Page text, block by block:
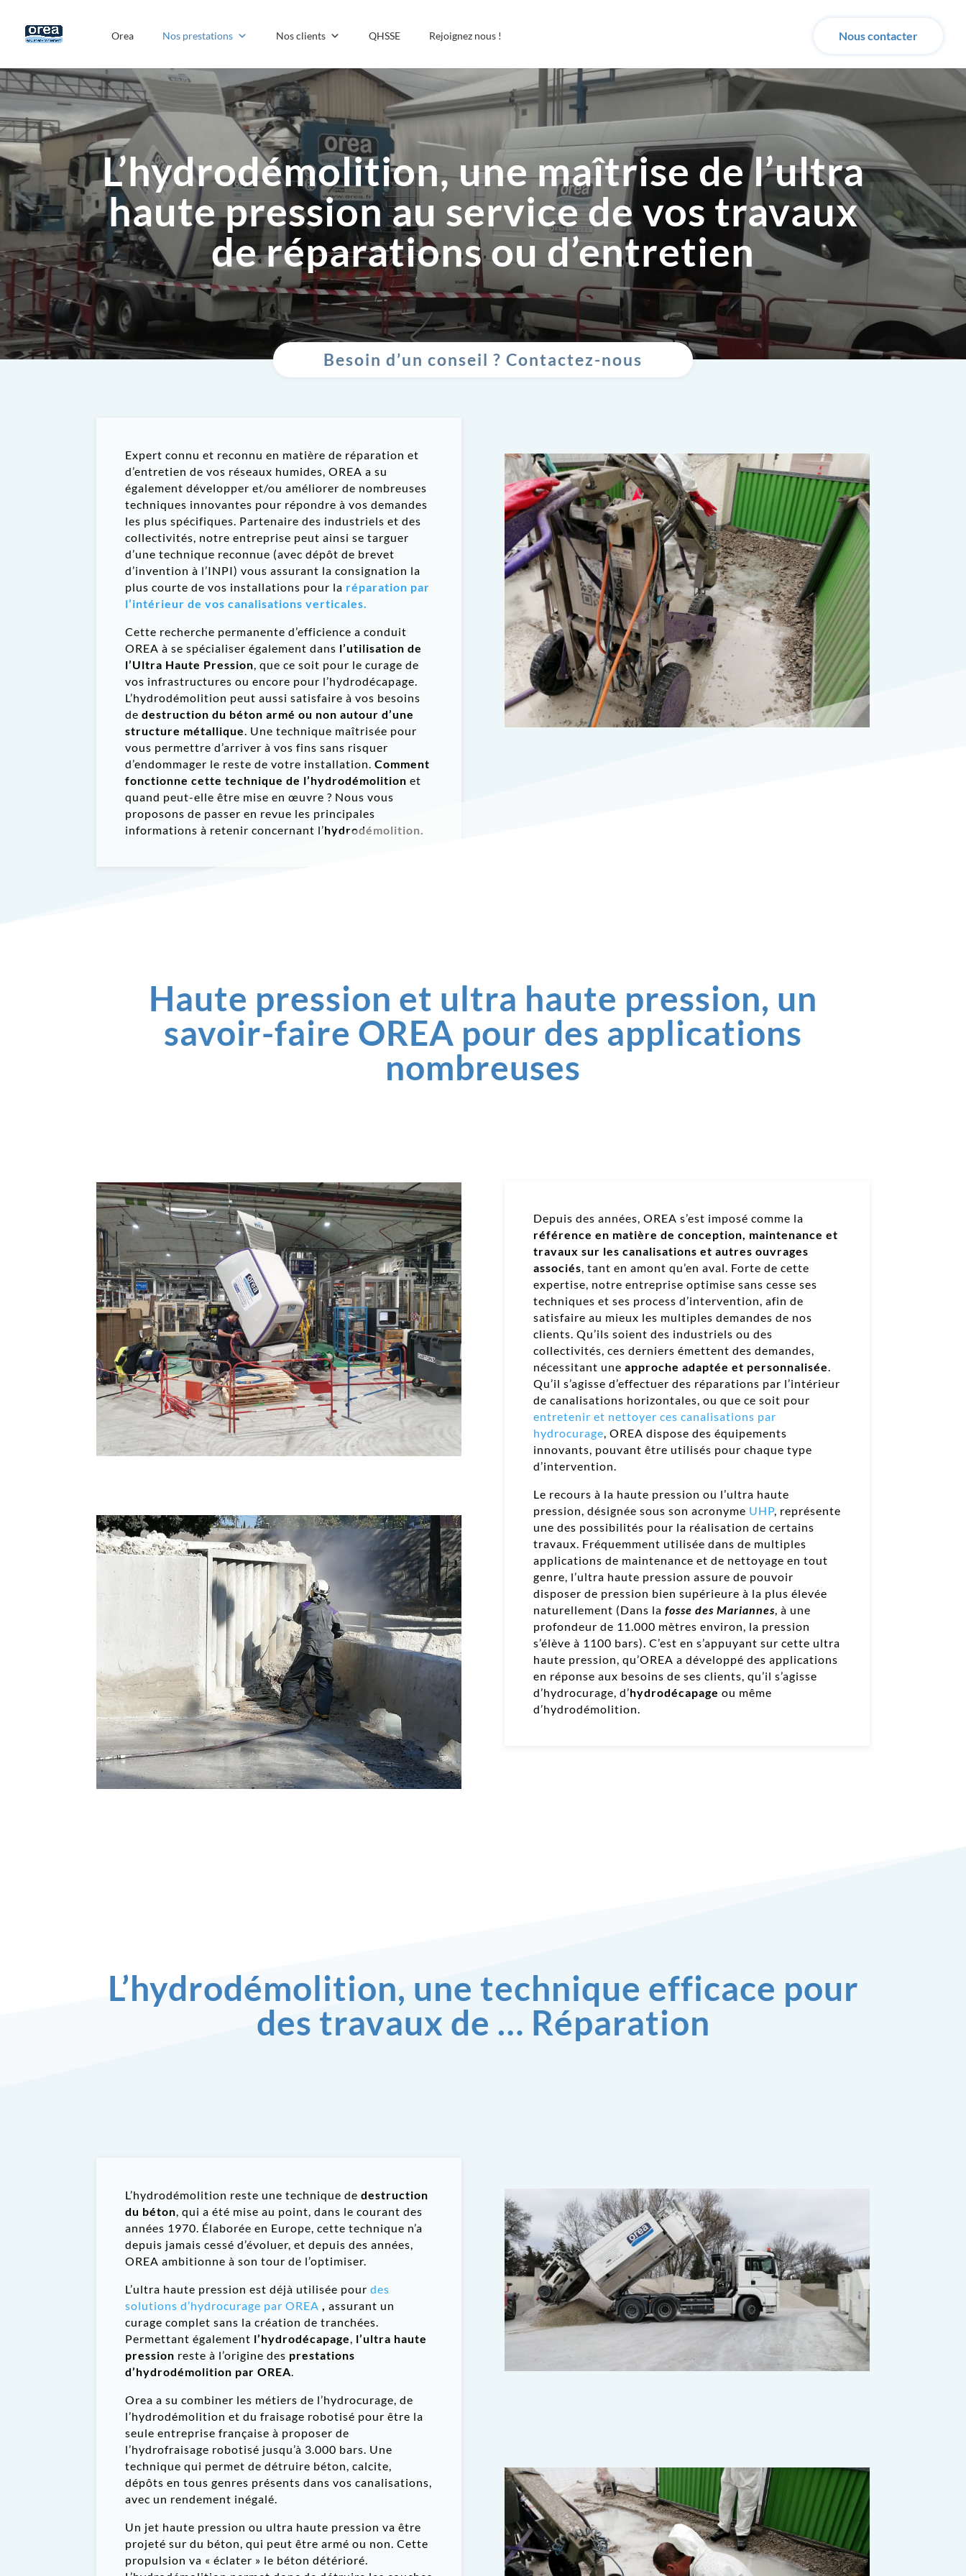
Orea Nos prestations Nos clients QHSSE Rejoignez nous ! Nous contacter
L’hydrodémolition, une maîtrise de l’ultra
haute pression au service de vos travaux
de réparations ou d’entretien
Besoin d’un conseil ? Contactez-nous
Expert connu et reconnu en matière de réparation et
d’entretien de vos réseaux humides, OREA a su
également développer et/ou améliorer de nombreuses
techniques innovantes pour répondre à vos demandes
les plus spécifiques. Partenaire des industriels et des
collectivités, notre entreprise peut ainsi se targuer
d’une technique reconnue (avec dépôt de brevet
d’invention à l’INPI) vous assurant la consignation la
plus courte de vos installations pour la réparation par
l’intérieur de vos canalisations verticales.
Cette recherche permanente d’efficience a conduit
OREA à se spécialiser également dans l’utilisation de
l’Ultra Haute Pression , que ce soit pour le curage de
vos infrastructures ou encore pour l’hydrodécapage.
L’hydrodémolition peut aussi satisfaire à vos besoins
dedestruction du béton armé ou non autour d’une
structure métallique . Une technique maîtrisée pour
vous permettre d’arriver à vos fins sans risquer
d’endommager le reste de votre installation.Comment
fonctionne cette technique de l’hydrodémolition et
quand peut-elle être mise en œuvre ? Nous vous
proposons de passer en revue les principales
informations à retenir concernant l’hydrodémolition.
Haute pression et ultra haute pression, un
savoir-faire OREA pour des applications
nombreuses
Depuis des années, OREA s’est imposé comme la
référence en matière de conception, maintenance et
travaux sur les canalisations et autres ouvrages
associés , tant en amont qu’en aval. Forte de cette
expertise, notre entreprise optimise sans cesse ses
techniques et ses process d’intervention, afin de
satisfaire au mieux les multiples demandes de nos
clients. Qu’ils soient des industriels ou des
collectivités, ces derniers émettent des demandes,
nécessitant une approche adaptée et personnalisée
Qu’il s’agisse d’effectuer des réparations par l’intérieur
de canalisations horizontales, ou que ce soit pour
entretenir et nettoyer ces canalisations par
hydrocurage , OREA dispose des équipements
innovants, pouvant être utilisés pour chaque type
d’intervention.
Le recours à la haute pression ou l’ultra haute
pression, désignée sous son acronyme UHP, représente
une des possibilités pour la réalisation de certains
travaux. Fréquemment utilisée dans de multiples
applications de maintenance et de nettoyage en tout
genre, l’ultra haute pression assure de pouvoir
disposer de pression bien supérieure à la plus élevée
naturellement (Dans la fosse des Mariannes, à une
profondeur de 11.000 mètres environ, la pression
s’élève à 1100 bars). C’est en s’appuyant sur cette ultra
haute pression, qu’OREA a développé des applications
en réponse aux besoins de ses clients, qu’il s’agisse
d’hydrocurage, d’hydrodécapage ou même
d’hydrodémolition.
L’hydrodémolition, une technique efficace pour
des travaux de … Réparation
L’hydrodémolition reste une technique dedestruction
du béton, qui a été mise au point, dans le courant des
années 1970. Élaborée en Europe, cette technique n’a
depuis jamais cessé d’évoluer, et depuis des années,
OREA ambitionne à son tour de l’optimiser.
L’ultra haute pression est déjà utilisée pourdes
solutions d’hydrocurage par OREA, assurant un
curage complet sans la création de tranchées.
Permettant également l’hydrodécapage, l’ultra haute
pression reste à l’origine des prestations
d’hydrodémolition par OREA.
Orea a su combiner les métiers de l’hydrocurage, de
l’hydrodémolition et du fraisage robotisé pour être la
seule entreprise française à proposer de
l’hydrofraisage robotisé jusqu’à 3.000 bars. Une
technique qui permet de détruire béton, calcite,
dépôts en tous genres présents dans vos canalisations,
avec un rendement inégalé.
Un jet haute pression ou ultra haute pression va être
projeté sur du béton, qui peut être armé ou non. Cette
propulsion va « éclater » le béton détérioré.